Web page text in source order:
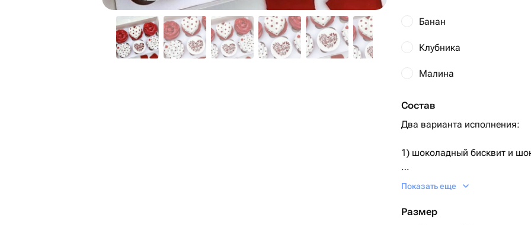
Банан
Клубника
Малина
Состав
Два варианта исполнения:
1) шоколадный бисквит и
2) ванильный бисквит,
По умолчанию поставляется
Показать еще
Размер